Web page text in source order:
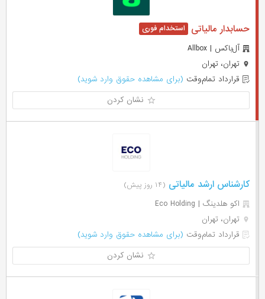
حسابدار مالیاتی
آل‌باکس | Allbox
تهران، تهران
قرارداد تمام‌وقت (برای مشاهده حقوق وارد شوید)
نشان کردن
کارشناس ارشد مالیاتی (۱۴ روز پیش)
اکو هلدینگ | Eco Holding
تهران، تهران
قرارداد تمام‌وقت (برای مشاهده حقوق وارد شوید)
نشان کردن